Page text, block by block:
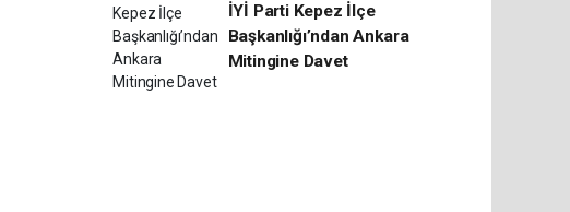
İYİ Parti Kepez İlçe
Başkanlığı’ndan Ankara
Mitingine Davet